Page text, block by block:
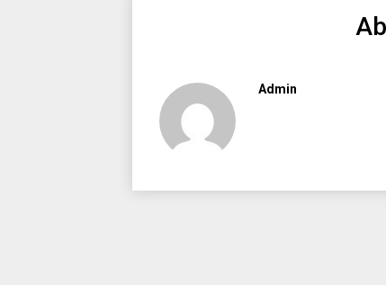
Admin